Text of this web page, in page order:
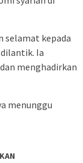
selamat kepada
Ia
menghadirkan
menunggu